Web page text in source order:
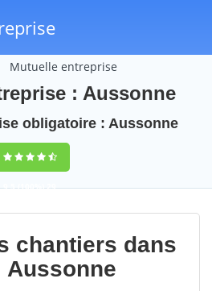
Mutuelle entreprise
: Aussonne
obligatoire : Aussonne
9,5(100%)29
votes
chantiers dans